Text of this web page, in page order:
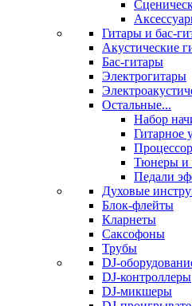
Гитары и бас-
Акустические
Бас-гитары
Электрогитары
Остальные...
Набор
Гитарное
Тюнеры и
Педали
Духовые
Блок-флейты
Кларнеты
Саксофоны
Трубы
DJ-
DJ-контроллеры
DJ-микшеры